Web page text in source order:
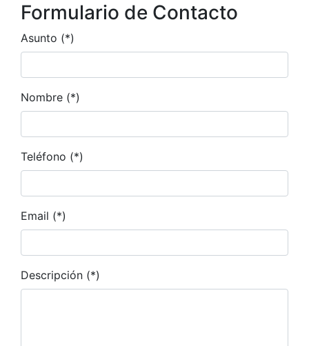
Formulario de Contacto
Asunto (*)
Nombre (*)
Teléfono (*)
Email (*)
Descripción (*)